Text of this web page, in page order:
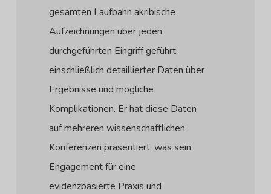
gesamten Laufbahn akribische
Aufzeichnungen über jeden
durchgeführten Eingriff geführt,
einschließlich detaillierter Daten über
Ergebnisse und mögliche
Komplikationen. Er hat diese Daten
auf mehreren wissenschaftlichen
Konferenzen präsentiert, was sein
Engagement für eine
evidenzbasierte Praxis und